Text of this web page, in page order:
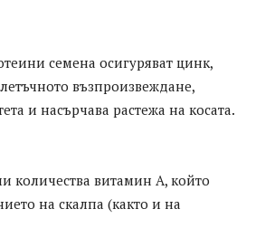
семена осигуряват цинк,
възпроизвеждане,
и насърчава растежа на косата.
количества витамин А, който
на скалпа (както и на